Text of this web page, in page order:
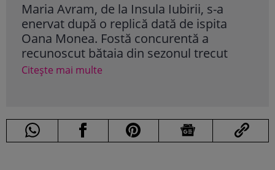
Maria Avram, de la Insula Iubirii, s-a
enervat după o replică dată de ispita
Oana Monea. Fostă concurentă a
recunoscut bătaia din sezonul trecut
Citește mai multe